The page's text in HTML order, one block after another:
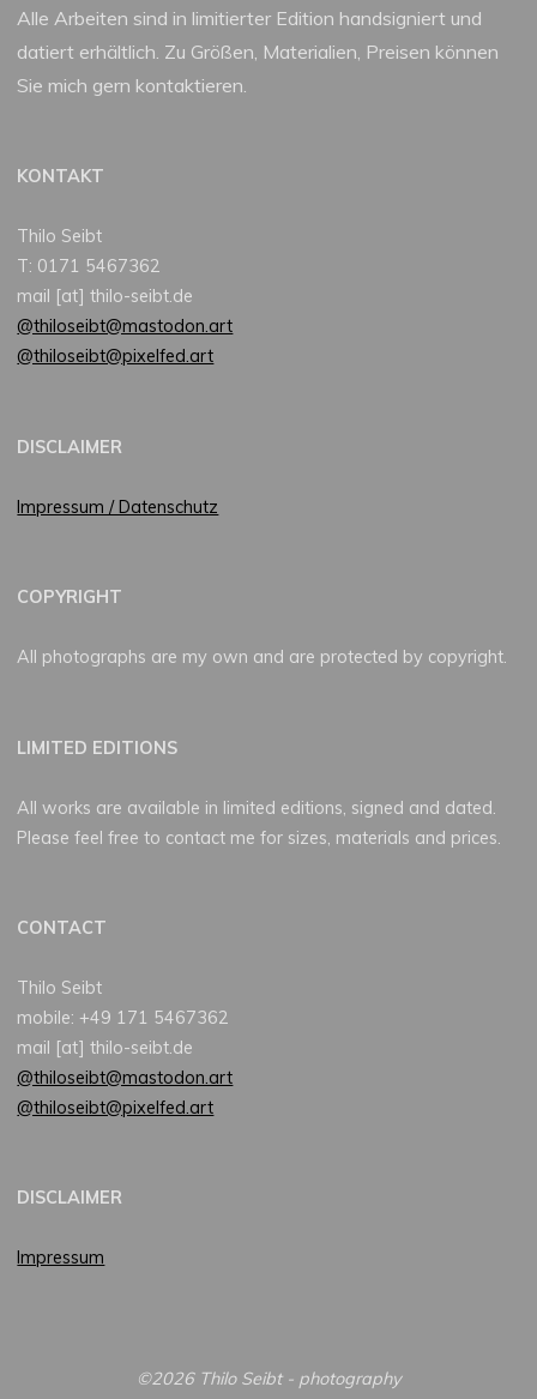
Alle Arbeiten sind in limitierter Edition handsigniert und
datiert erhältlich. Zu Größen, Materialien, Preisen können
Sie mich gern kontaktieren.
KONTAKT
Thilo Seibt
T: 0171 5467362
mail [at] thilo-seibt.de
@thiloseibt@mastodon.art
@thiloseibt@pixelfed.art
DISCLAIMER
Impressum / Datenschutz
COPYRIGHT
All photographs are my own and are protected by copyright.
LIMITED EDITIONS
All works are available in limited editions, signed and dated.
Please feel free to contact me for sizes, materials and prices.
CONTACT
Thilo Seibt
mobile: +49 171 5467362
mail [at] thilo-seibt.de
@thiloseibt@mastodon.art
@thiloseibt@pixelfed.art
DISCLAIMER
Impressum
©2026 Thilo Seibt - photography